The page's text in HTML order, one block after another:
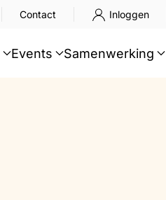
Contact Inloggen
Events Samenwerking